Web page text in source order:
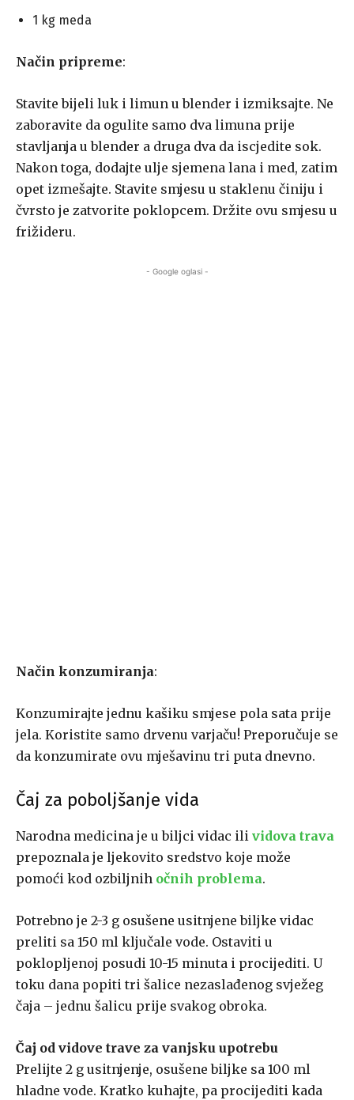
1 kg meda
Način pripreme:
Stavite bijeli luk i limun u blender i izmiksajte. Ne
zaboravite da ogulite samo dva limuna prije
stavljanja u blender a druga dva da iscjedite sok.
Nakon toga, dodajte ulje sjemena lana i med, zatim
opet izmešajte. Stavite smjesu u staklenu činiju i
čvrsto je zatvorite poklopcem. Držite ovu smjesu u
frižideru.
- Google oglasi -
Način konzumiranja:
Konzumirajte jednu kašiku smjese pola sata prije
jela. Koristite samo drvenu varjaču! Preporučuje se
da konzumirate ovu mješavinu tri puta dnevno.
Čaj za poboljšanje vida
Narodna medicina je u biljci vidac ili vidova trava
prepoznala je ljekovito sredstvo koje može
pomoći kod ozbiljnih očnih problema.
Potrebno je 2-3 g osušene usitnjene biljke vidac
preliti sa 150 ml ključale vode. Ostaviti u
poklopljenoj posudi 10-15 minuta i procijediti. U
toku dana popiti tri šalice nezaslađenog svježeg
čaja – jednu šalicu prije svakog obroka.
Čaj od vidove trave za vanjsku upotrebu
Prelijte 2 g usitnjenje, osušene biljke sa 100 ml
hladne vode. Kratko kuhajte, pa procijediti kada